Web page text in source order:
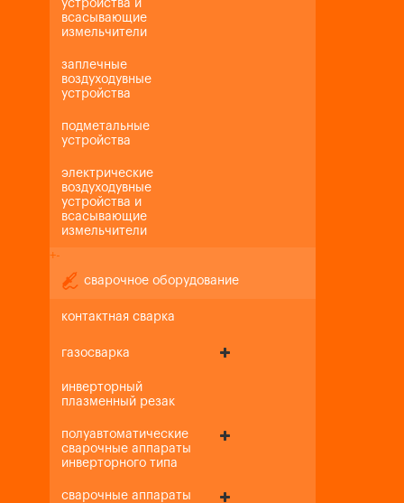
устройства и
всасывающие
измельчители
заплечные
воздуходувные
устройства
подметальные
устройства
электрические
воздуходувные
устройства и
всасывающие
измельчители
+-
сварочное оборудование
контактная сварка
газосварка
инверторный
плазменный резак
полуавтоматические
сварочные аппараты
инверторного типа
сварочные аппараты